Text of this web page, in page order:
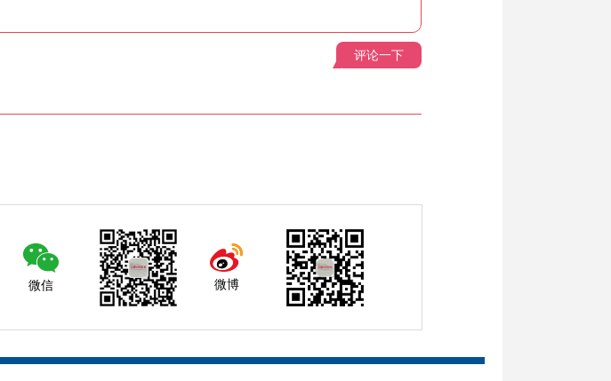
评论一下
微信 微博